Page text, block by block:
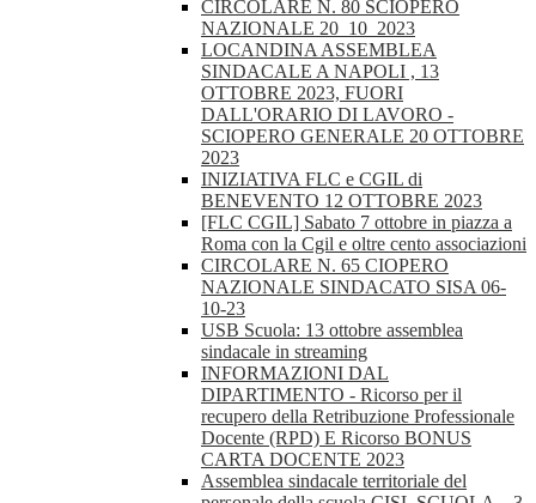
CIRCOLARE N. 80 SCIOPERO
NAZIONALE 20_10_2023
LOCANDINA ASSEMBLEA
SINDACALE A NAPOLI , 13
OTTOBRE 2023, FUORI
DALL'ORARIO DI LAVORO -
SCIOPERO GENERALE 20 OTTOBRE
2023
INIZIATIVA FLC e CGIL di
BENEVENTO 12 OTTOBRE 2023
[FLC CGIL] Sabato 7 ottobre in piazza a
Roma con la Cgil e oltre cento associazioni
CIRCOLARE N. 65 CIOPERO
NAZIONALE SINDACATO SISA 06-
10-23
USB Scuola: 13 ottobre assemblea
sindacale in streaming
INFORMAZIONI DAL
DIPARTIMENTO - Ricorso per il
recupero della Retribuzione Professionale
Docente (RPD) E Ricorso BONUS
CARTA DOCENTE 2023
Assemblea sindacale territoriale del